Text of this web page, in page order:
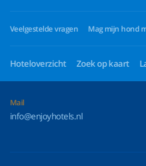
Veelgestelde vragen Mag mijn hond
Hoteloverzicht Zoek op kaart
Mail
info@enjoyhotels.nl